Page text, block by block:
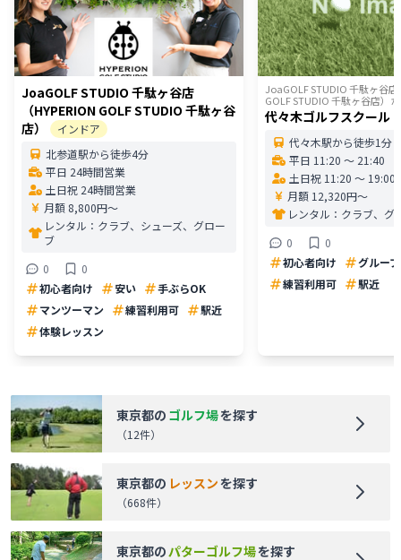
JoaGOLF STUDIO 千駄ヶ谷店
（HYPERION GOLF STUDIO 千駄ヶ谷
店）
インドア
北参道駅から徒歩4分
平日 24時間営業
土日祝 24時間営業
月額 8,800円〜
レンタル： クラブ、シューズ、グロー
ブ
0
0
初心者向け
安い
手ぶらOK
マンツーマン
練習利用可
駅近
体験レッスン
JoaGOLF STUDIO 千駄ヶ谷店
GOLF STUDIO 千駄ヶ谷店）
代々木ゴルフスクール
代々木駅から徒歩1分
平日 11:20 〜 21:40
土日祝 11:20 〜 19:00
月額 12,320円〜
レンタル： クラブ、グ
0
0
初心者向け
グループ
練習利用可
駅近
東京都の ゴルフ場を探す
（12件）
東京都の レッスンを探す
（668件）
東京都のパターゴルフ場を探す